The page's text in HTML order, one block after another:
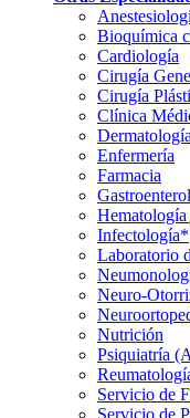
Bioquímica
Cardiología
Cirugía
Cirugía
Clínica
Dermatología
Enfermería
Farmacia
Infectología*
Laboratorio
Neuro-
Nutrición
Psiquiatría
Servicio de
Servicio de